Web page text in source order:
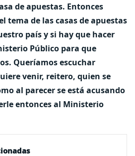
de apuestas. Entonces
tema de las casas de apuestas
país y si hay que hacer
Público para que
Queríamos escuchar
venir, reitero, quien se
al parecer se está acusando
entonces al Ministerio